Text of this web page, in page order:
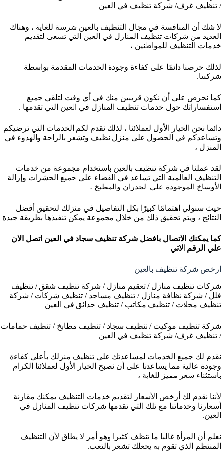
/ تنظيف غرف/ شركة تنظيف في العين
لا شك أن المنافسة في مجال التنظيف بالعين شرسة للغاية ، وهناك
العديد من شركات تنظيف المنازل في العين التي تسعى لتقديم
خدمات التنظيف للمواطنين ،
لذلك حرصنا دائمًا على كفاءة وجودة الخدمات المقدمة بواسطة
شركتنا.
كما نحرص على أن نكون قريبين منك في أي وقت لتلقي جميع
استفساراتك حول خدمات تنظيف المنازل في العين التي تقدمها .
دائما نحن الخيار الأول لعملائنا ، لذلك نقدم لكم الخدمات التي ترضيكم
وتساعدكم في الحصول على منزل نظيف وتشعر بالراحة والهدوء في
المنزل ،
لقد عملنا في شركة تنظيف بالعين باستخدام مجموعة من خدمات
التنظيف العالمية التي تساعد في القضاء على جميع الحشرات وإزالة
الأوساخ الموجودة على الجدران والمطبخ ،
حيث سنولي اهتمامًا كبيرًا بكل التفاصيل في منزلك لتحقيق أفضل
النتائج ، ويتم تحقيق ذلك من خلال مجموعة يمكن تنفيذها بطريقة جيدة
كما يمكنك الاتصال بافضل شركة تنظيف سجاد في العين اتصل الان
علي الرقم الاتي
ارخص شركة تنظيف بالعين
شركات تنظيف منازل / تعقيم منازل / شركة تنظيف شقق / تنظيف
فلل / شركة نظافة منازل / تنظيف مساجد / تنظيف شركات / شركة
تنظيف محلات / تنظيف مكاتب / تنظيف حدائق في العين
شركة تنظيف موكيت / تنظيف سجاد / تنظيف مطابخ / تنظيف حمامات
/ تنظيف غرف/ شركة تنظيف في العين
نقدم لك جميع الخدمات لمساعدتك على تنظيف منزلك بأعلى كفاءة
وجودة عالية مما يساعدنا على أن نصبح الخيار الأول لعملائنا الكرام
باستثناء سعر مميز للغاية ،
لأننا نقدم لك أرخص الأسعار لتقديم خدمات التنظيف يمكنك مقارنة
أسعارنا وخدماتنا مع تلك التي تقدمها شركات تنظيف المنازل في
العين.
نعلم أن المرأة غالبا ما تنظف كثيرا وهو أمر لا يطاق لأن التنظيف
المنتظم الذي تقوم به يجعلك تشعر بالتعب.